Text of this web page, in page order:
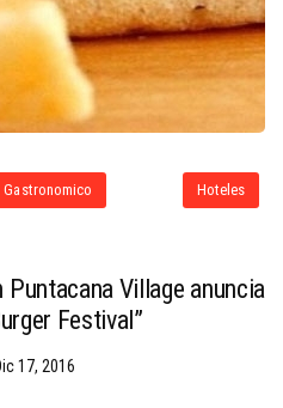
Gastronomico Hoteles
Village anuncia
Festival”
17, 2016